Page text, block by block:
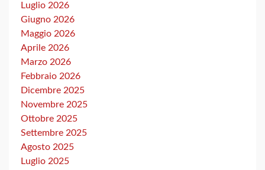
Luglio 2026
Giugno 2026
Maggio 2026
Aprile 2026
Marzo 2026
Febbraio 2026
Dicembre 2025
Novembre 2025
Ottobre 2025
Settembre 2025
Agosto 2025
Luglio 2025